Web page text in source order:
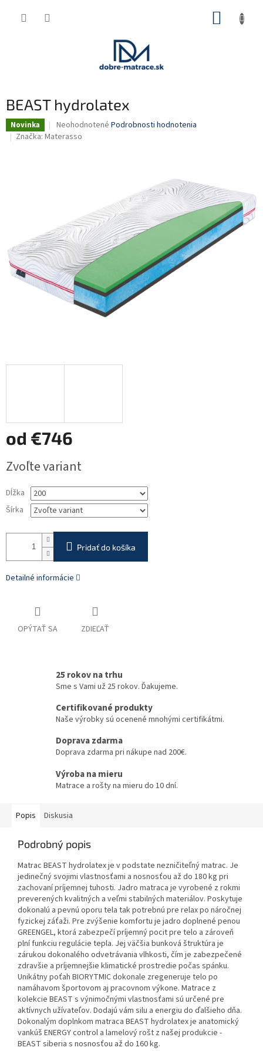
BEAST hydrolatex
Novinka
Priemerné
hodnotenie
Neohodnotené Podrobnosti hodnotenia
Značka: Materasso
od €746
cena:
Zvoľte variant
Dĺžka
Šírka
Pridať do košíka
Detailné informácie
OPÝTAŤ SA ZDIEĽAŤ
25 rokov na trhu
Sme s Vami už 25 rokov. Ďakujeme.
Certifikované produkty
Naše výrobky sú ocenené mnohými certifikátmi.
Doprava zdarma
Doprava zdarma pri nákupe nad 200€.
Výroba na mieru
Matrace a rošty na mieru do 10 dní.
Popis Diskusia
Podrobný popis
Matrac BEAST hydrolatex je v podstate nezničiteľný matrac. Je
jedinečný svojimi vlastnosťami a nosnosťou až do 180 kg pri
zachovaní príjemnej tuhosti. Jadro matraca je vyrobené z rokmi
preverených kvalitných a veľmi stabilných materiálov. Poskytuje
dokonalú a pevnú oporu tela tak potrebnú pre relax po náročnej
fyzickej záťaži. Pre zvýšenie komfortu je jadro doplnené penou
GREENGEL, ktorá zabezpečí príjemný pocit pre telo a zároveň
plní funkciu regulácie tepla. Jej väčšia bunková štruktúra je
zárukou dokonalého odvetrávania vlhkosti, čím je zabezpečené
zdravšie a príjemnejšie klimatické prostredie počas spánku.
Unikátny poťah BIORYTMIC dokonale zregeneruje telo po
namáhavom športovom aj pracovnom výkone. Matrace z
kolekcie BEAST s výnimočnými vlastnosťami sú určené pre
aktívnych užívateľov. Dodajú vám silu a energiu do ďalšieho dňa.
Dokonalým doplnkom matraca BEAST hydrolatex je anatomický
vankúš ENERGY control a lamelový rošt z našej produkcie -
BEAST siberia s nosnosťou až do 160 kg.